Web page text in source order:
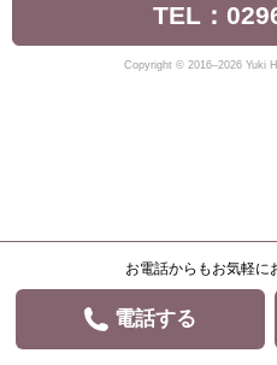
TEL：
Copyright © 2016–2026 Yuki
お電話からもお気軽に
電話する